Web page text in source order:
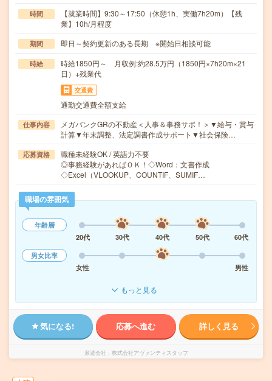
時間
【就業時間】9:30～17:50（休憩1h、実働7h20m）【残
業】10h/月程度
期間 即日～契約更新のある長期 ※開始日相談可能
時給
時給1850円～ 月収例:約28.5万円（1850円×7h20m×21
日）+残業代
交通費
通勤交通費全額支給
仕事内容
メガバンクGRの不動産＜人事＆事務サポ！＞▼給与・賞与
計算▼年末調整、法定調書作成サポート▼社会保険…
応募資格
職種未経験OK / 英語力不要
◎事務経験があればＯＫ！◇Word：文書作成
◇Excel（VLOOKUP、COUNTIF、SUMIF…
職場の雰囲気
年齢層
20代
30代 40代 50代
60代
男女比率
女性
男性
もっと見る
気になる! 応募へ進む 詳しく見る
派遣会社 株式会社アヴァンティスタッフ